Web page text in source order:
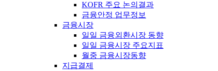
KOFR 주요 논의결과
금융안정 업무정보
금융시장
일일 금융외환시장 동향
일일 금융시장 주요지표
월중 금융시장동향
지급결제